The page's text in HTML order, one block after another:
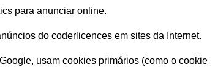
para anunciar online.
do coderlicences em sites da Internet.
usam cookies primários (como o cookie